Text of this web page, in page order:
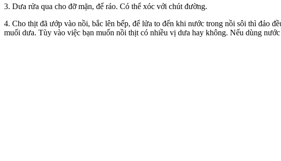
3. Dưa rửa qua cho đỡ mặn, để ráo. Có thể xóc với chút đường.
4. Cho thịt đã ướp vào nồi, bắc lên bếp, để lửa to đến khi nước trong nồi sôi thì đảo
muối dưa. Tùy vào việc bạn muốn nồi thịt có nhiều vị dưa hay không. Nếu dùng